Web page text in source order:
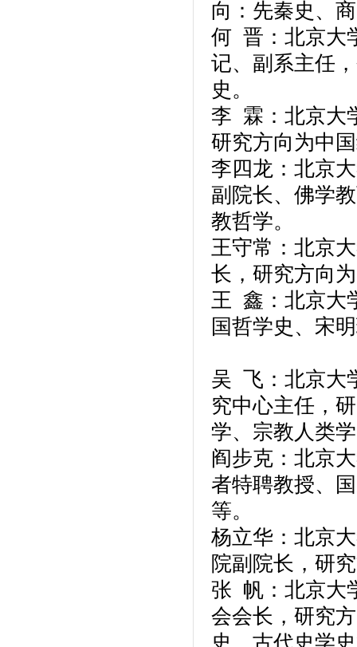
向：先秦史、
何 晋：北京大
记、副系主任
史。
李 霖：北京大
研究方向为中
李四龙：北京
副院长、佛学
教哲学。
王守常：北京
长，研究方向
王 鑫：北京大
国哲学史、宋
吴 飞：北京大
究中心主任，
学、宗教人类
阎步克：北京
者特聘教授、
等。
杨立华：北京
院副院长，研
张 帆：北京大
会会长，研究